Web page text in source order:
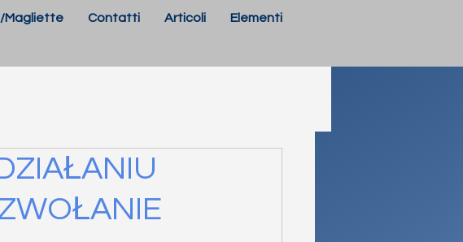
Magliette Contatti Articoli Elementi